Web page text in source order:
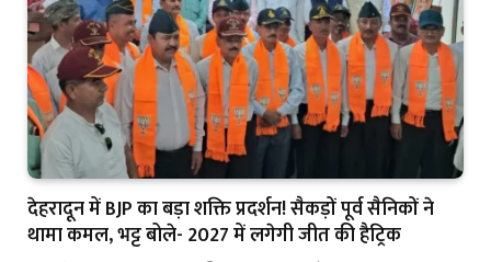
देहरादून में BJP का बड़ा शक्ति प्रदर्शन! सैकड़ों पूर्व सैनिकों ने
थामा कमल, भट्ट बोले- 2027 में लगेगी जीत की हैट्रिक